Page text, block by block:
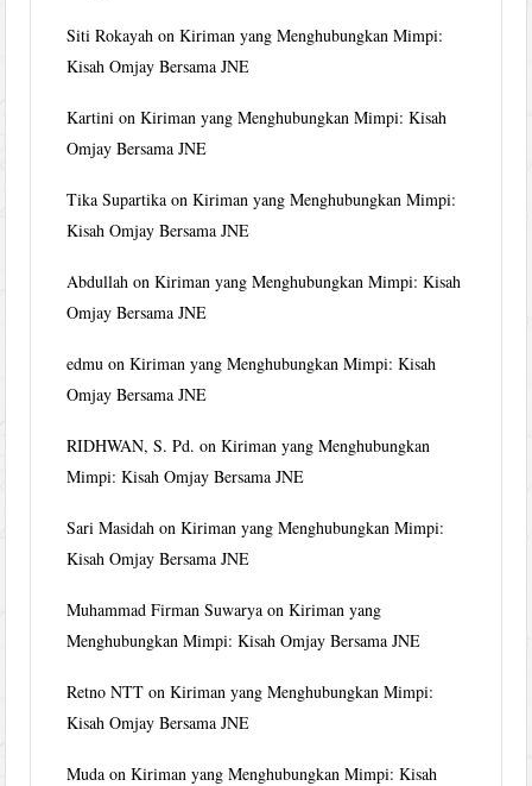
Siti Rokayah onKiriman yang Menghubungkan Mimpi:
Kisah Omjay Bersama JNE
Kartini onKiriman yang Menghubungkan Mimpi: Kisah
Omjay Bersama JNE
Tika Supartika onKiriman yang Menghubungkan Mimpi:
Kisah Omjay Bersama JNE
Abdullah onKiriman yang Menghubungkan Mimpi: Kisah
Omjay Bersama JNE
edmu onKiriman yang Menghubungkan Mimpi: Kisah
Omjay Bersama JNE
RIDHWAN, S. Pd. onKiriman yang Menghubungkan
Mimpi: Kisah Omjay Bersama JNE
Sari Masidah onKiriman yang Menghubungkan Mimpi:
Kisah Omjay Bersama JNE
Muhammad Firman Suwarya onKiriman yang
Menghubungkan Mimpi: Kisah Omjay Bersama JNE
Retno NTT onKiriman yang Menghubungkan Mimpi:
Kisah Omjay Bersama JNE
Muda onKiriman yang Menghubungkan Mimpi: Kisah